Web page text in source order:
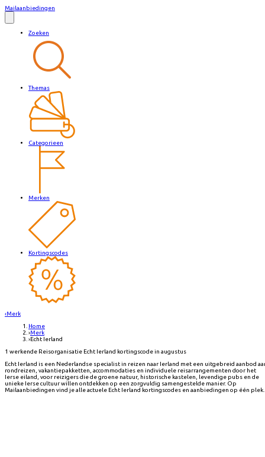
Mailaanbiedingen
Zoeken
Themas
Categorieen
Merken
Kortingscodes
‹Merk
Home
›Merk
›Echt Ierland
1 werkende Reisorganisatie Echt Ierland kortingscode in augustus
Echt Ierland is een Nederlandse specialist in reizen naar Ierland met een uitgebreid aanbod
rondreizen, vakantiepakketten, accommodaties en individuele reisarrangementen door het
Ierse eiland, voor reizigers die de groene natuur, historische kastelen, levendige pubs en de
unieke Ierse cultuur willen ontdekken op een zorgvuldig samengestelde manier. Op
Mailaanbiedingen vind je alle actuele Echt Ierland kortingscodes en aanbiedingen op één plek.